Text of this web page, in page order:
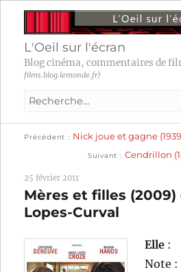
L'Oeil sur l'écran
Blog cinéma, commentaires de
films.blog.lemonde.fr)
Recherche
:
Navigation
l’article
Précédent
précédente :
Nick joue et gagne
Suivant
suivante :
Cendrillon
25 février 2011
Mères et filles (2009)
Lopes-Curval
Elle :
Note :